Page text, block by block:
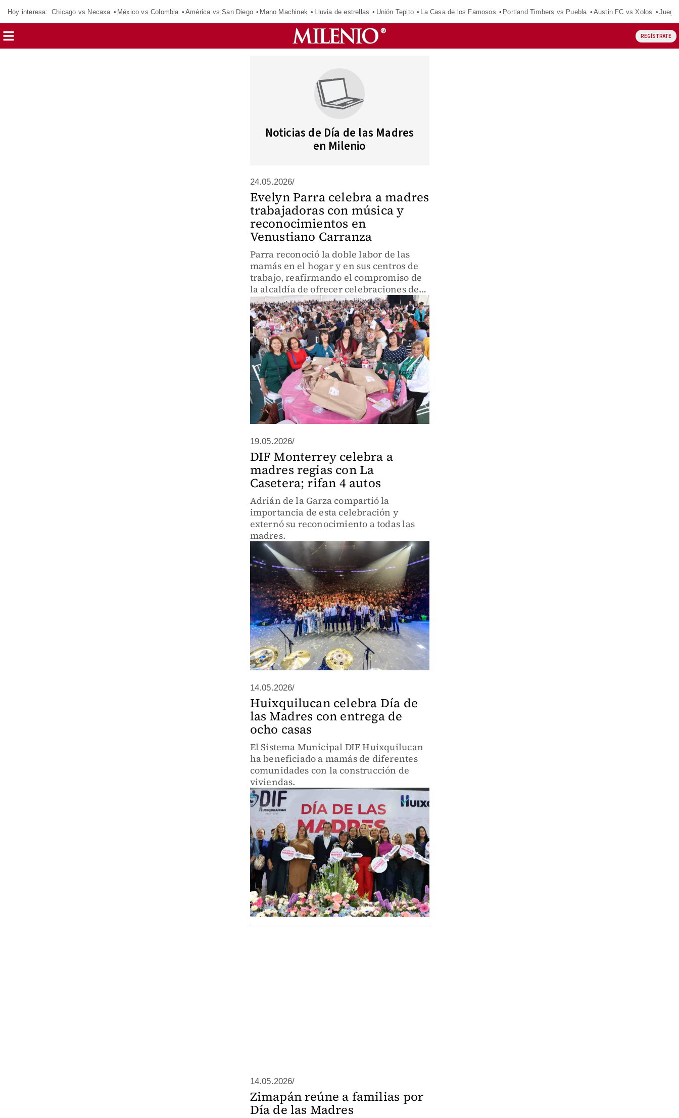
Hoy interesa: Chicago vs Necaxa México vs Colombia América vs San Diego Mano Machinek Lluvia de estrellas Unión Tepito La Casa de los Famosos Portland Timbers vs Puebla Austin FC vs Xolos
REGÍSTRATE
Noticias de Día de las Madres
en Milenio
24.05.2026/
Evelyn Parra celebra a madres
trabajadoras con música y
reconocimientos en
Venustiano Carranza
Parra reconoció la doble labor de las
mamás en el hogar y en sus centros de
trabajo, reafirmando el compromiso de
la alcaldía de ofrecer celebraciones de
calidad.
19.05.2026/
DIF Monterrey celebra a
madres regias con La
Casetera; rifan 4 autos
Adrián de la Garza compartió la
importancia de esta celebración y
externó su reconocimiento a todas las
madres.
14.05.2026/
Huixquilucan celebra Día de
las Madres con entrega de
ocho casas
El Sistema Municipal DIF Huixquilucan
ha beneficiado a mamás de diferentes
comunidades con la construcción de
viviendas.
14.05.2026/
Zimapán reúne a familias por
Día de las Madres